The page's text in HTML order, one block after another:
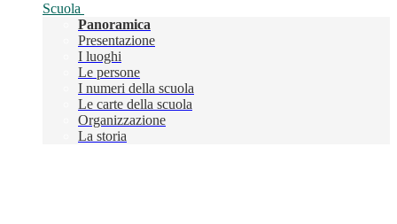
Scuola
Panoramica
Presentazione
I luoghi
Le persone
I numeri della scuola
Le carte della scuola
Organizzazione
La storia